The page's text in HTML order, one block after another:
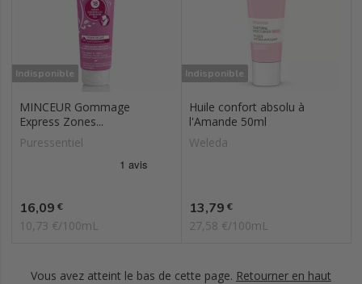
Indisponible
MINCEUR Gommage
Express Zones...
Puressentiel
Prix
16,09 €
10,73 €/100mL
Indisponible
Huile confort absolu à
l'Amande 50ml
Weleda
Prix
13,79 €
27,58 €/100mL
Vous avez atteint le bas de cette page. Retourner en haut